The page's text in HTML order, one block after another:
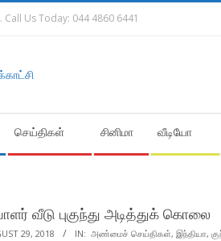
Us Today: 044 4860 6441
செய்திகள் சினிமா வீடியோ
வீடு புகுந்து அடித்துக் கொலை
29, 2018 IN: அண்மைச் செய்திகள், இந்தியா,